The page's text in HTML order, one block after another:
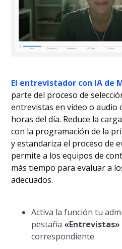
El entrevistador con IA de
parte del proceso de
entrevistas en vídeo o audio
horas del día. Reduce la
con la programación de la
y estandariza el proceso de
permite a los equipos de
más tiempo para evaluar a
adecuados.
Activa la función tu
pestaña «Entrevistas»
correspondiente.